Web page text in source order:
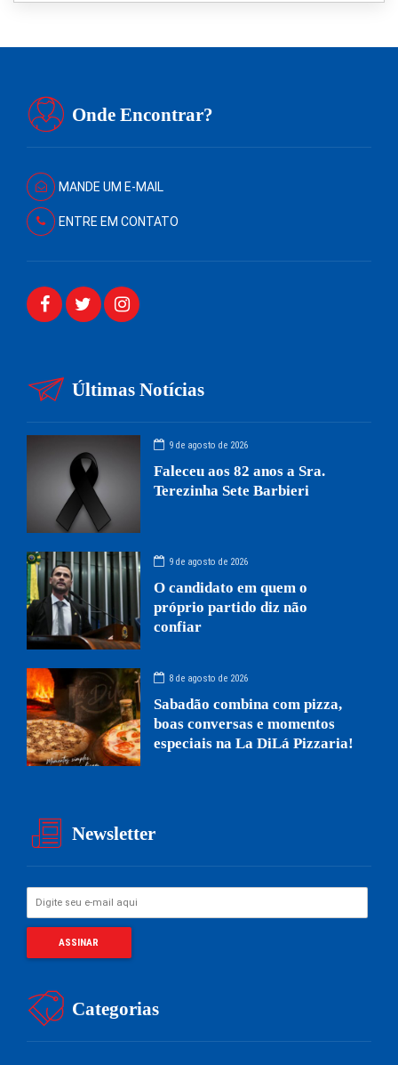
Onde Encontrar?
MANDE UM E-MAIL
ENTRE EM CONTATO
Últimas Notícias
9 de agosto de 2026
Faleceu aos 82 anos a Sra.
Terezinha Sete Barbieri
9 de agosto de 2026
O candidato em quem o
próprio partido diz não
confiar
8 de agosto de 2026
Sabadão combina com pizza,
boas conversas e momentos
especiais na La DiLá Pizzaria!
Newsletter
Categorias